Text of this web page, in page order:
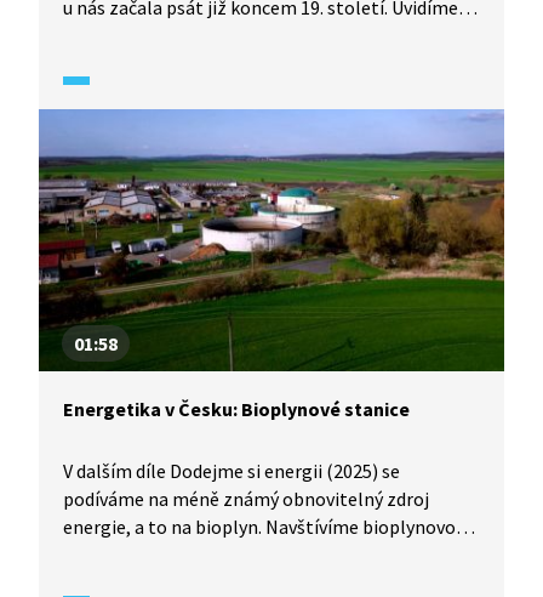
u nás začala psát již koncem 19. století. Uvidíme
01:58
Energetika v Česku: Bioplynové stanice
V dalším díle Dodejme si energii (2025) se
podíváme na méně známý obnovitelný zdroj
energie, a to na bioplyn. Navštívíme bioplynovou